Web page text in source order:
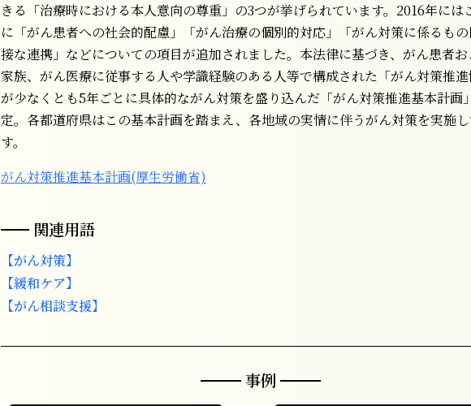
きる「治療時における本人意向の尊重」の3つが挙げられています。2016年には
に「がん患者への社会的配慮」「がん治療の個別的対応」「がん対策に係るも
接な連携」などについての項目が追加されました。本法律に基づき、がん患者
家族、がん医療に従事する人や学識経験のある人等で構成された「がん対策推進
が少なくとも5年ごとに具体的ながん対策を盛り込んだ「がん対策推進基本計画
定。各都道府県はこの基本計画を踏まえ、各地域の実情に伴うがん対策を実施
す。
がん対策推進基本計画(厚生労働省)
関連用語
【がん対策】
【緩和ケア】
【がん相談支援】
事例